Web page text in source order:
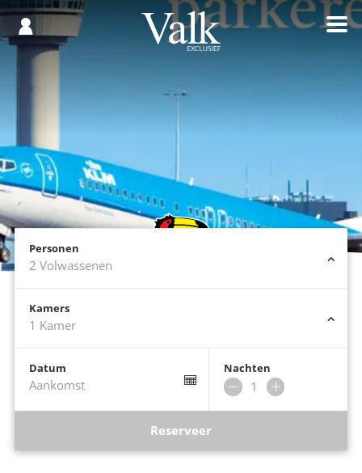
Registreren
Gespaard
0,00
Personen
2 Volwassenen
Kamers
1 Kamer
Datum
Aankomst
Nachten
VerwijderVoeg
toe
Reserveer